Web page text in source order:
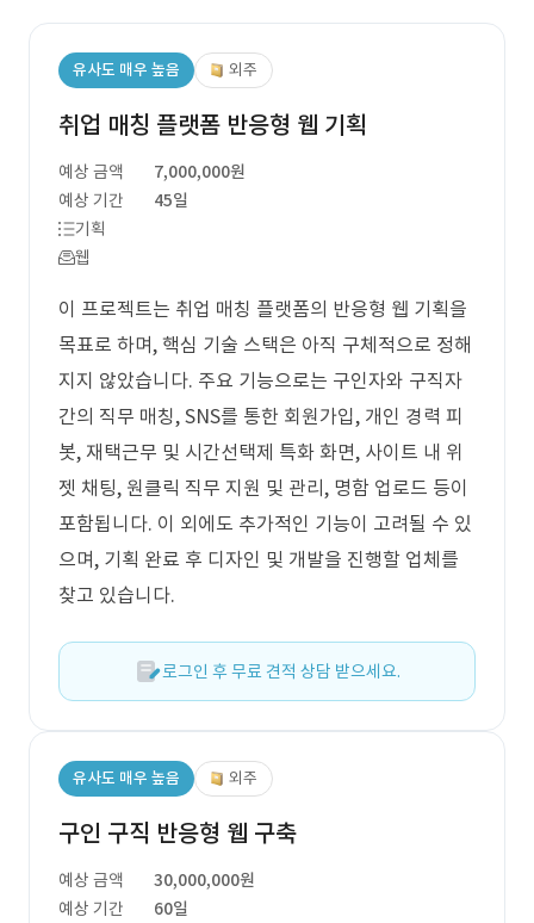
유사도 매우 높음 외주
취업 매칭 플랫폼 반응형 웹 기획
예상 금액
7,000,000원
예상 기간
45일
기획
웹
이 프로젝트는 취업 매칭 플랫폼의 반응형 웹 기획을
목표로 하며, 핵심 기술 스택은 아직 구체적으로 정해
지지 않았습니다. 주요 기능으로는 구인자와 구직자
간의 직무 매칭, SNS를 통한 회원가입, 개인 경력 피
봇, 재택근무 및 시간선택제 특화 화면, 사이트 내 위
젯 채팅, 원클릭 직무 지원 및 관리, 명함 업로드 등이
포함됩니다. 이 외에도 추가적인 기능이 고려될 수 있
으며, 기획 완료 후 디자인 및 개발을 진행할 업체를
찾고 있습니다.
로그인 후 무료 견적 상담 받으세요.
유사도 매우 높음 외주
구인 구직 반응형 웹 구축
예상 금액
30,000,000원
예상 기간
60일